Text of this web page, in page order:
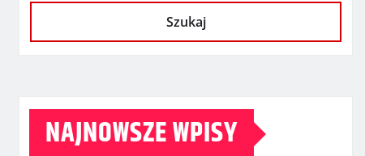
Szukaj
NAJNOWSZE WPISY